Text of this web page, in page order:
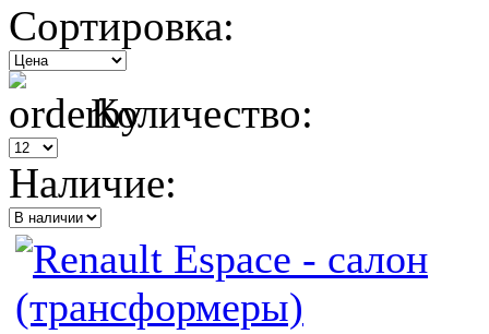
Сортировка:
Количество:
Наличие: